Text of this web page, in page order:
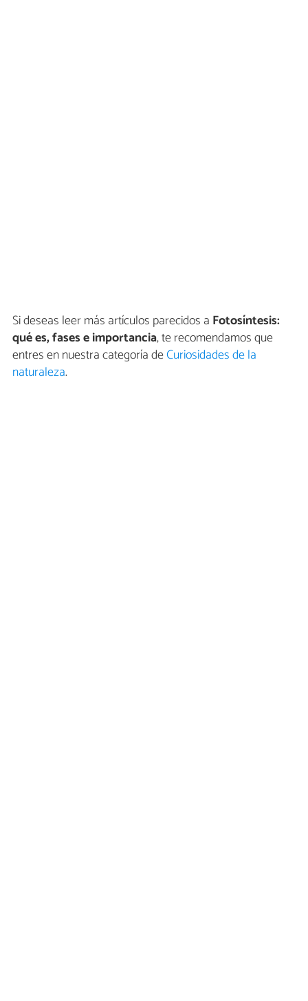
Si deseas leer más artículos parecidos a Fotosíntesis:
qué es, fases e importancia, te recomendamos que
entres en nuestra categoría deCuriosidades de la
naturaleza.